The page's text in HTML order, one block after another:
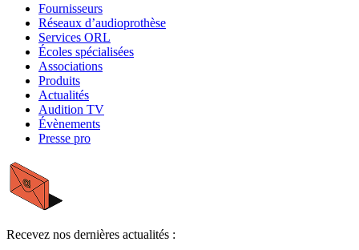
Fournisseurs
Réseaux d’audioprothèse
Services ORL
Écoles spécialisées
Associations
Produits
Actualités
Audition TV
Évènements
Presse pro
Recevez nos dernières actualités :